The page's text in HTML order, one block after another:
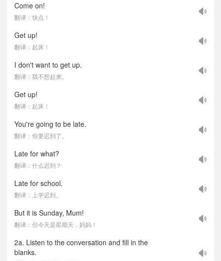
Come on!
翻译：快点！
Get up!
翻译：起床！
I don't want to get up.
翻译：我不想起来。
Get up!
翻译：起床！
You're going to be late.
翻译：你要迟到了。
Late for what?
翻译：什么迟到？
Late for school.
翻译：上学迟到。
But it is Sunday, Mum!
翻译：但今天是星期天，妈妈！
2a. Listen to the conversation and fill in the
blanks.